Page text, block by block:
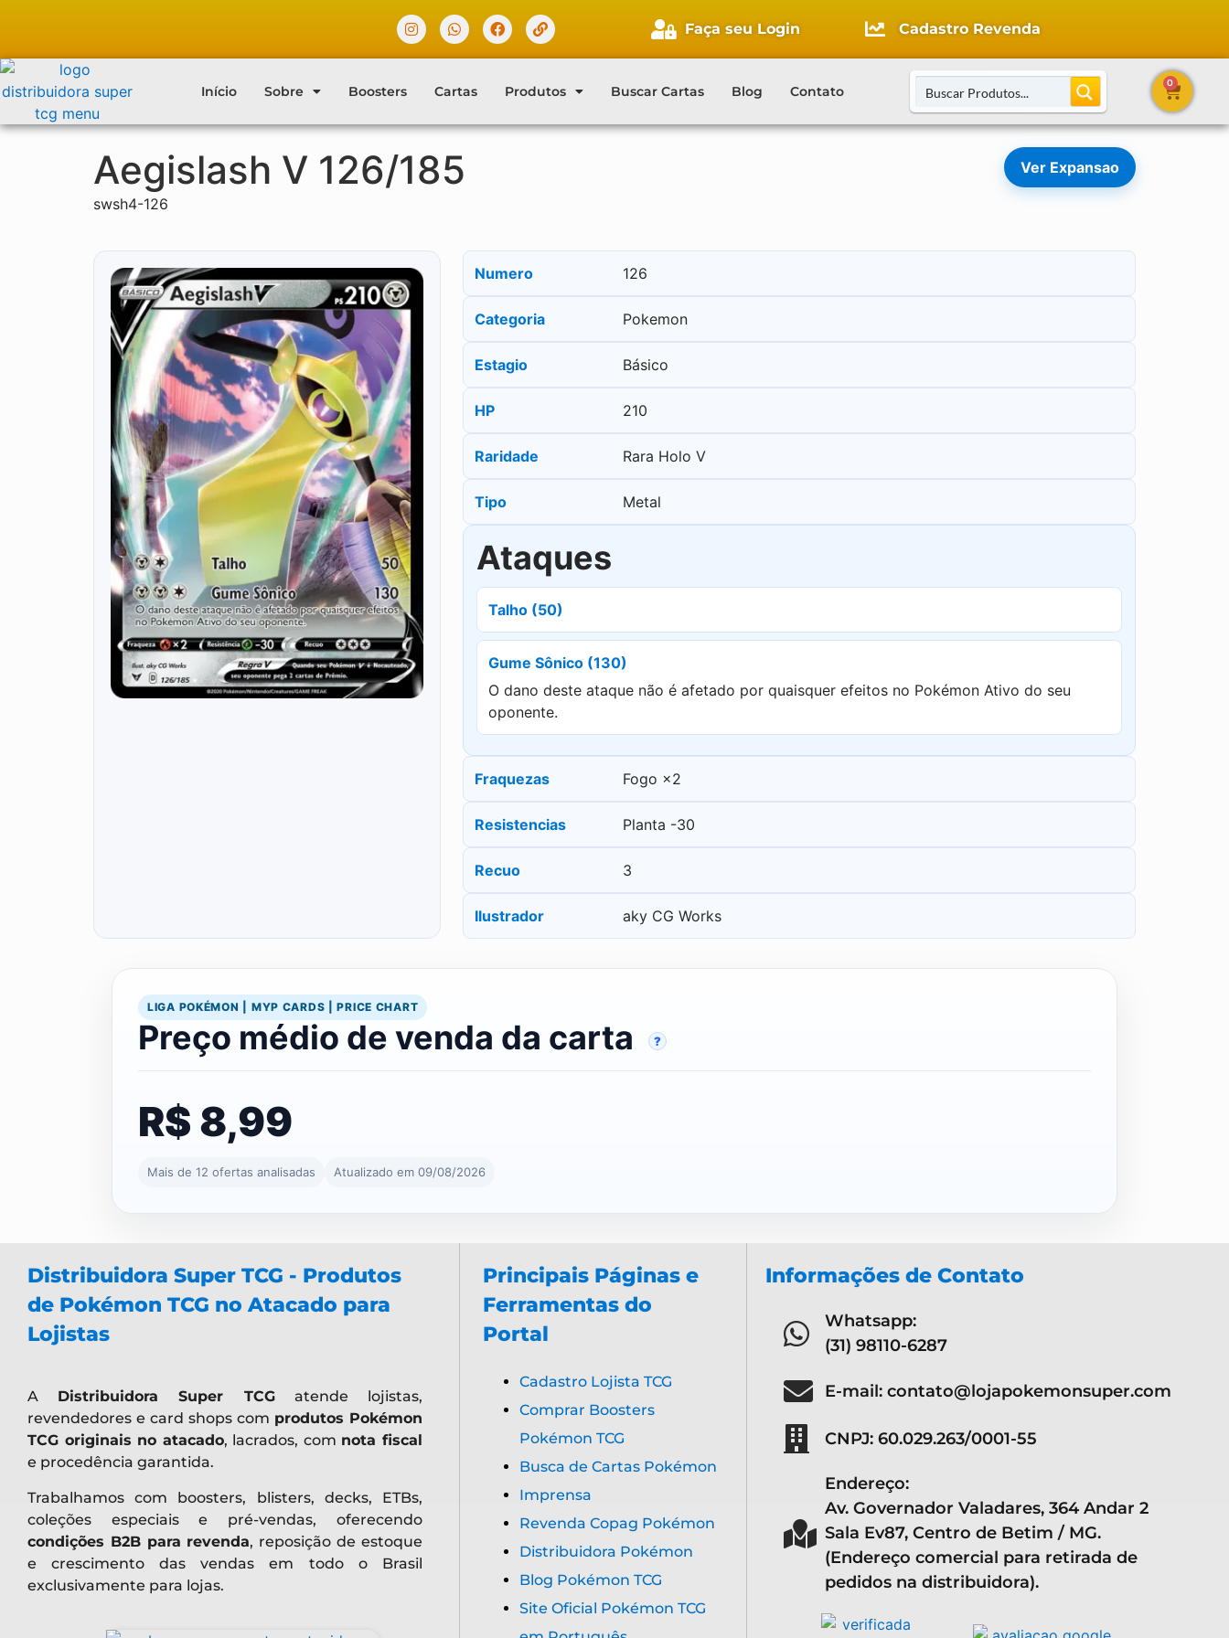
Faça seu Login Cadastro Revenda
Início Sobre Boosters Cartas Produtos Buscar Cartas Blog Contato
0
Aegislash V 126/185
swsh4-126
Ver Expansao
Numero 126
Categoria Pokemon
Estagio Básico
HP 210
Raridade Rara Holo V
Tipo Metal
Ataques
Talho (50)
Gume Sônico (130)
O dano deste ataque não é afetado por quaisquer efeitos no Pokémon Ativo do seu
oponente.
Fraquezas Fogo ×2
Resistencias Planta -30
Recuo 3
Ilustrador aky CG Works
LIGA POKÉMON | MYP CARDS | PRICE CHART
Preço médio de venda da carta ?
R$ 8,99
Mais de 12 ofertas analisadas Atualizado em 09/08/2026
Distribuidora Super TCG - Produtos
de Pokémon TCG no Atacado para
Lojistas
A Distribuidora Super TCGatende lojistas,
revendedores e card shops com produtos Pokémon
TCG originais no atacado, lacrados, com nota fiscal
e procedência garantida.
Trabalhamos com boosters, blisters, decks, ETBs,
coleções especiais e pré-vendas, oferecendo
condições B2B para revenda, reposição de estoque
e crescimento das vendas em todo o Brasil
exclusivamente para lojas.
Principais Páginas e
Ferramentas do
Portal
Cadastro Lojista TCG
Comprar Boosters
Pokémon TCG
Busca de Cartas Pokémon
Imprensa
Revenda Copag Pokémon
Distribuidora Pokémon
Blog Pokémon TCG
Site Oficial Pokémon TCG
Informações de Contato
Whatsapp:
(31) 98110-6287
E-mail: contato@lojapokemonsuper.com
CNPJ: 60.029.263/0001-55
Endereço:
Av. Governador Valadares, 364 Andar 2
Sala Ev87, Centro de Betim / MG.
(Endereço comercial para retirada de
pedidos na distribuidora).